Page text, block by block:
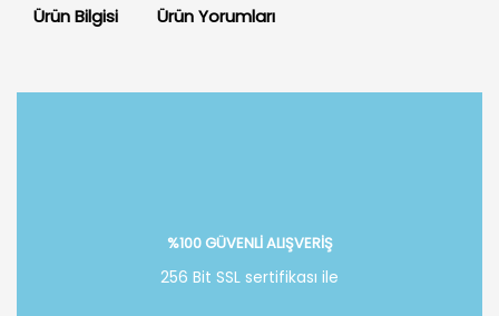
Ürün Bilgisi Ürün Yorumları
%100 GÜVENLİ ALIŞVERİŞ
256 Bit SSL sertifikası ile